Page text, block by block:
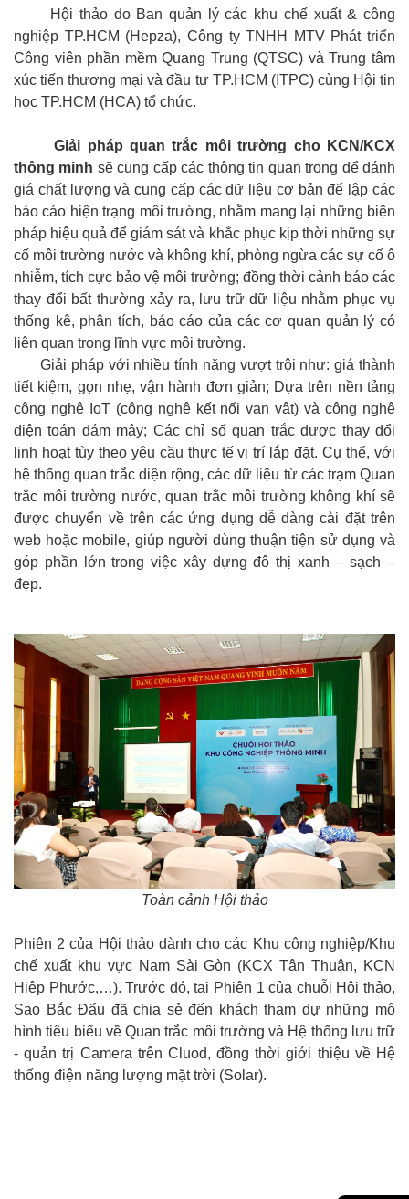
Hội thảo do Ban quản lý các khu chế xuất & công
nghiệp TP.HCM (Hepza), Công ty TNHH MTV Phát triển
Công viên phần mềm Quang Trung (QTSC) và Trung tâm
xúc tiến thương mại và đầu tư TP.HCM (ITPC) cùng Hội tin
học TP.HCM (HCA) tổ chức.
Giải pháp quan trắc môi trường cho KCN/KCX
thông minh sẽ cung cấp các thông tin quan trọng để đánh
giá chất lượng và cung cấp các dữ liệu cơ bản để lập các
báo cáo hiện trạng môi trường, nhằm mang lại những biện
pháp hiệu quả để giám sát và khắc phục kịp thời những sự
cố môi trường nước và không khí, phòng ngừa các sự cố ô
nhiễm, tích cực bảo vệ môi trường; đồng thời cảnh báo các
thay đổi bất thường xảy ra, lưu trữ dữ liệu nhằm phục vụ
thống kê, phân tích, báo cáo của các cơ quan quản lý có
liên quan trong lĩnh vực môi trường.
Giải pháp với nhiều tính năng vượt trội như: giá thành
tiết kiệm, gọn nhẹ, vận hành đơn giản; Dựa trên nền tảng
công nghệ IoT (công nghệ kết nối vạn vật) và công nghệ
điện toán đám mây; Các chỉ số quan trắc được thay đổi
linh hoạt tùy theo yêu cầu thực tế vị trí lắp đặt. Cụ thể, với
hệ thống quan trắc diện rộng, các dữ liệu từ các trạm Quan
trắc môi trường nước, quan trắc môi trường không khí sẽ
được chuyển về trên các ứng dụng dễ dàng cài đặt trên
web hoặc mobile, giúp người dùng thuận tiện sử dụng và
góp phần lớn trong việc xây dựng đô thị xanh – sạch –
đẹp.
Toàn cảnh Hội thảo
Phiên 2 của Hội thảo dành cho các Khu công nghiệp/Khu
chế xuất khu vực Nam Sài Gòn (KCX Tân Thuận, KCN
Hiệp Phước,…). Trước đó, tại Phiên 1 của chuỗi Hội thảo,
Sao Bắc Đẩu đã chia sẻ đến khách tham dự những mô
hình tiêu biểu về Quan trắc môi trường và Hệ thống lưu trữ
- quản trị Camera trên Cluod, đồng thời giới thiệu về Hệ
thống điện năng lượng mặt trời (Solar).